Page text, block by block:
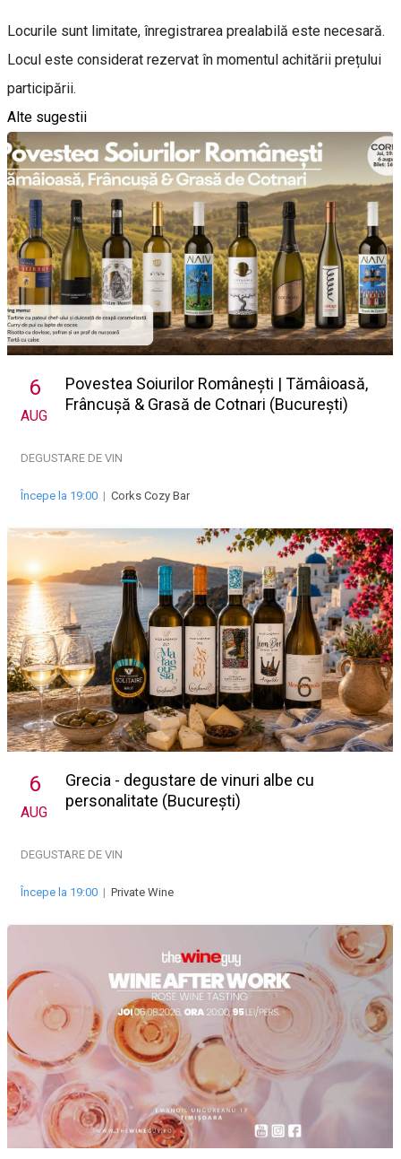
Locurile sunt limitate, înregistrarea prealabilă este necesară.
Locul este considerat rezervat în momentul achitării prețului
participării.
Alte sugestii
6
AUG
Povestea Soiurilor Românești | Tămâioasă,
Frâncușă & Grasă de Cotnari (București)
DEGUSTARE DE VIN
Începe la 19:00 | Corks Cozy Bar
6
AUG
Grecia - degustare de vinuri albe cu
personalitate (București)
DEGUSTARE DE VIN
Începe la 19:00 | Private Wine